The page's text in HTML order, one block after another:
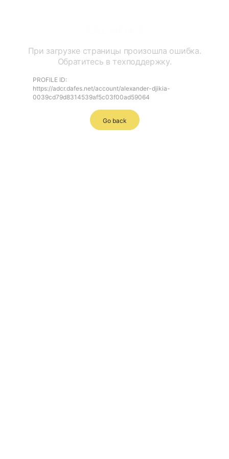
При загрузке страницы произошла ошибка.
Обратитесь в техподдержку.
PROFILE ID:
https://adcr.dafes.net/account/alexander-djikia-
0039cd79d8314539af5c03f00ad59064
Go back